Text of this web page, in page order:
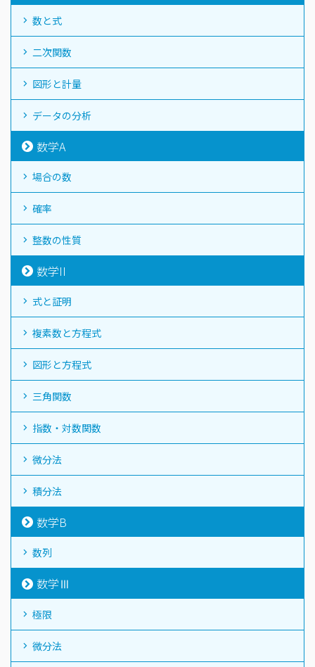
数と式
二次関数
図形と計量
データの分析
数学A
場合の数
確率
整数の性質
数学II
式と証明
複素数と方程式
図形と方程式
三角関数
指数・対数関数
微分法
積分法
数学B
数列
数学Ⅲ
極限
微分法